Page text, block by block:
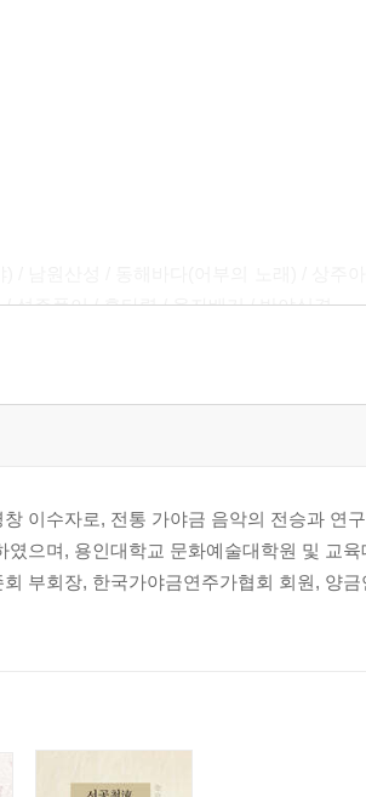
/ 남원산성 / 동해바다(어부의 노래) / 상주
성주풀이 / 흥타령 / 육자배기 / 반야심경
/ 꽃타령 / 밀양아리랑 / 님 그린 회포 / 박꽃
이수자로, 전통 가야금 음악의 전승과 연
으며, 용인대학교 문화예술대학원 및 교
부회장, 한국가야금연주가협회 회원, 양